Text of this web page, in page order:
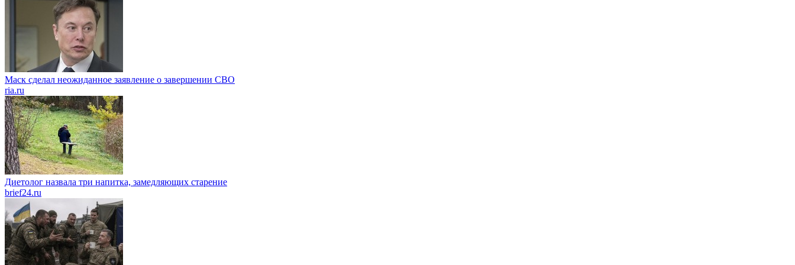
Маск сделал неожиданное заявление о завершении СВО
ria.ru
Диетолог назвала три напитка, замедляющих старение
brief24.ru